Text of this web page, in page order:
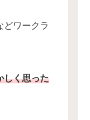
どワークラ
しく思った